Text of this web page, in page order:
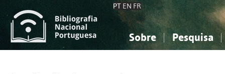
PT EN FR
Sobre Pesquisa